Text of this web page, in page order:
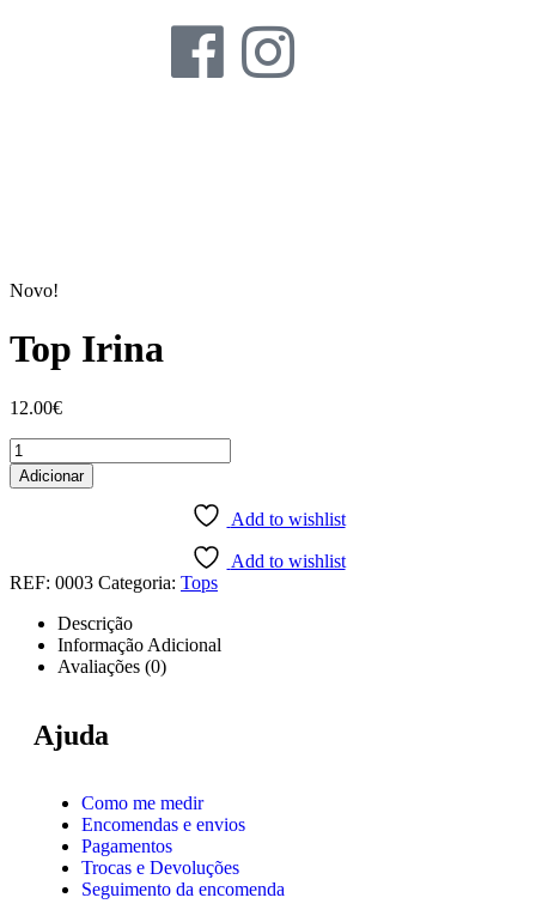
Novo!
Top Irina
12.00€
Adicionar
Add to wishlist
Add to wishlist
REF: 0003 Categoria: Tops
Descrição
Informação Adicional
Avaliações (0)
Ajuda
Como me medir
Encomendas e envios
Pagamentos
Trocas e Devoluções
Seguimento da encomenda